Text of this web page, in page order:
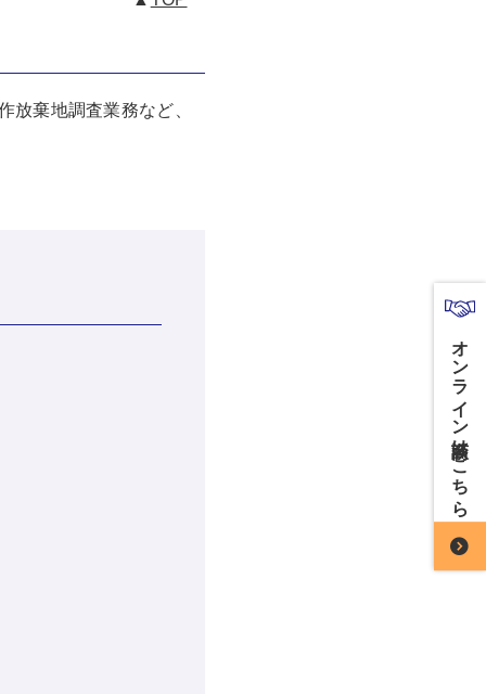
放棄地調査業務など、
オンライン商談はこちら